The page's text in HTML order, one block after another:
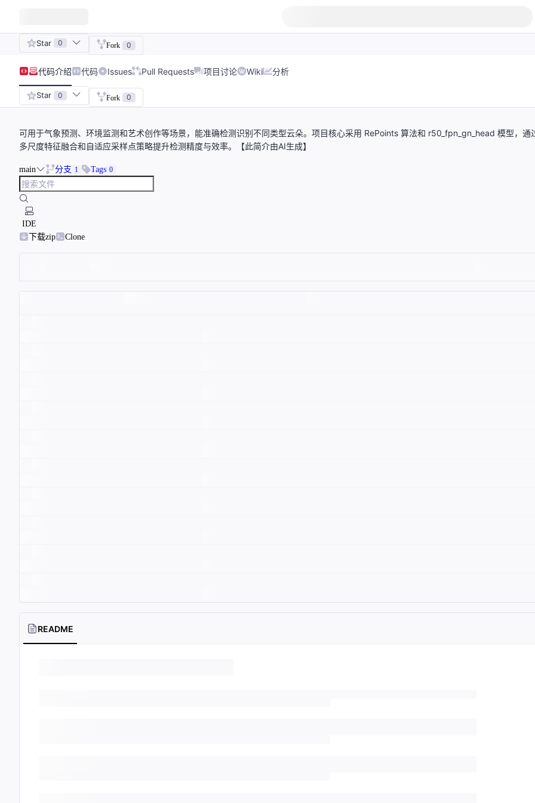
Star 0 Fork 0
代码介绍 代码 Issues Pull Requests 项目讨论 Wiki 分析
Star 0 Fork 0
可用于气象预测、环境监测和艺术创作等场景，能准确检测识别不同类型云朵。项目核心采用 RePoints 算法和 r50_fpn_gn_head 模型，通
多尺度特征融合和自适应采样点策略提升检测精度与效率。【此简介由AI生成】
main 分支 1 Tags 0
IDE
下载zip
Clone
README